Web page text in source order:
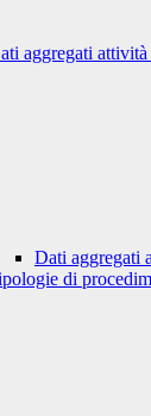
aggregati
Dati aggregati
di